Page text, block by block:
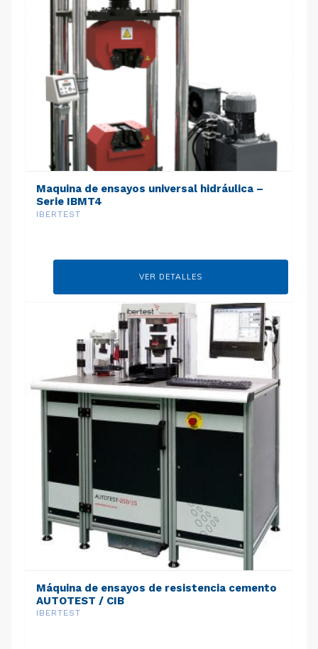
Maquina de ensayos universal hidráulica –
Serie IBMT4
IBERTEST
VER DETALLES
Máquina de ensayos de resistencia cemento
AUTOTEST / CIB
IBERTEST